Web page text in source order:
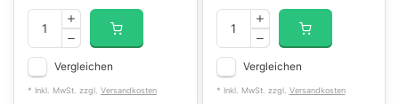
Vergleichen
* Inkl. MwSt. zzgl. Versandkosten
Vergleichen
* Inkl. MwSt. zzgl. Versandkosten